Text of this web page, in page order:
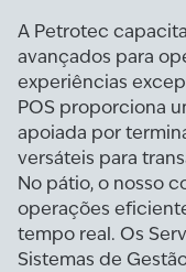
A Petrotec
avançados para
experiências
POS proporciona
apoiada por
versáteis para
No pátio, o nosso
operações
tempo real. Os
Sistemas de